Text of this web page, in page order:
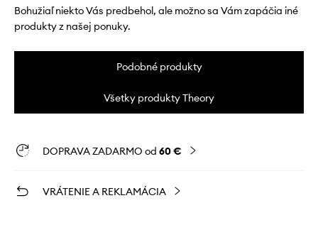
Bohužiaľ niekto Vás predbehol, ale možno sa Vám zapáčia iné
produkty z našej ponuky.
Podobné produkty
Všetky produkty Theory
DOPRAVA ZADARMO od 60 €
VRÁTENIE A REKLAMÁCIA